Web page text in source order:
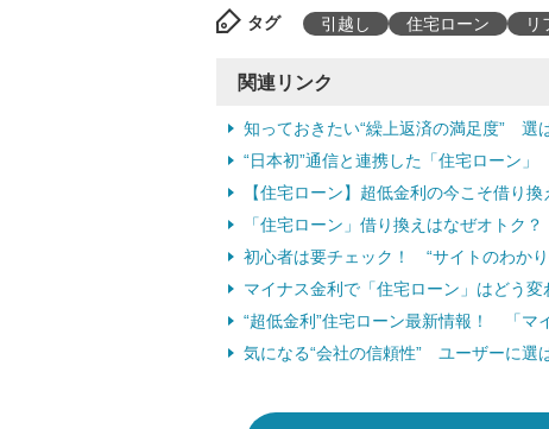
タグ 引越し 住宅ローン リ
関連リンク
知っておきたい“繰上返済の満足度” 選
“日本初”通信と連携した「住宅ローン
【住宅ローン】超低金利の今こそ借り
「住宅ローン」借り換えはなぜオトク
初心者は要チェック！ “サイトのわか
マイナス金利で「住宅ローン」はどう
“超低金利”住宅ローン最新情報！ 「マ
気になる“会社の信頼性” ユーザーに選